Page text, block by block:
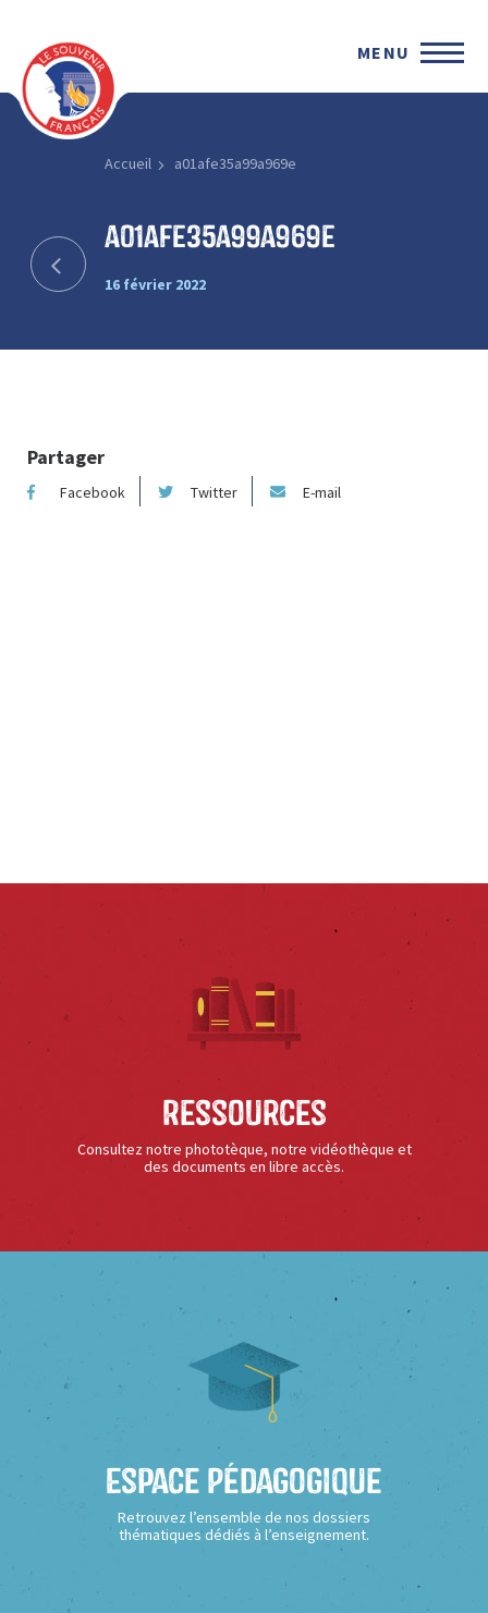
MENU
Accueil a01afe35a99a969e
a01afe35a99a969e
16 février 2022
Partager
Facebook Twitter E-mail
Ressources
Consultez notre phototèque, notre vidéothèque et
des documents en libre accès.
Espace Pédagogique
Retrouvez l’ensemble de nos dossiers
thématiques dédiés à l’enseignement.